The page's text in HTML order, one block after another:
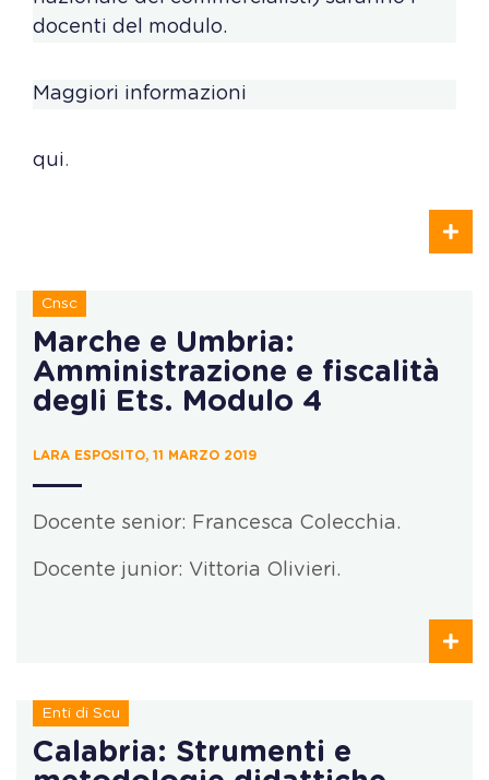
docenti del modulo.
Maggiori informazioni
qui.
Cnsc
Marche e Umbria:
Amministrazione e fiscalità
degli Ets. Modulo 4
LARA ESPOSITO, 11 MARZO 2019
Docente senior: Francesca Colecchia.
Docente junior: Vittoria Olivieri.
Enti di Scu
Calabria: Strumenti e